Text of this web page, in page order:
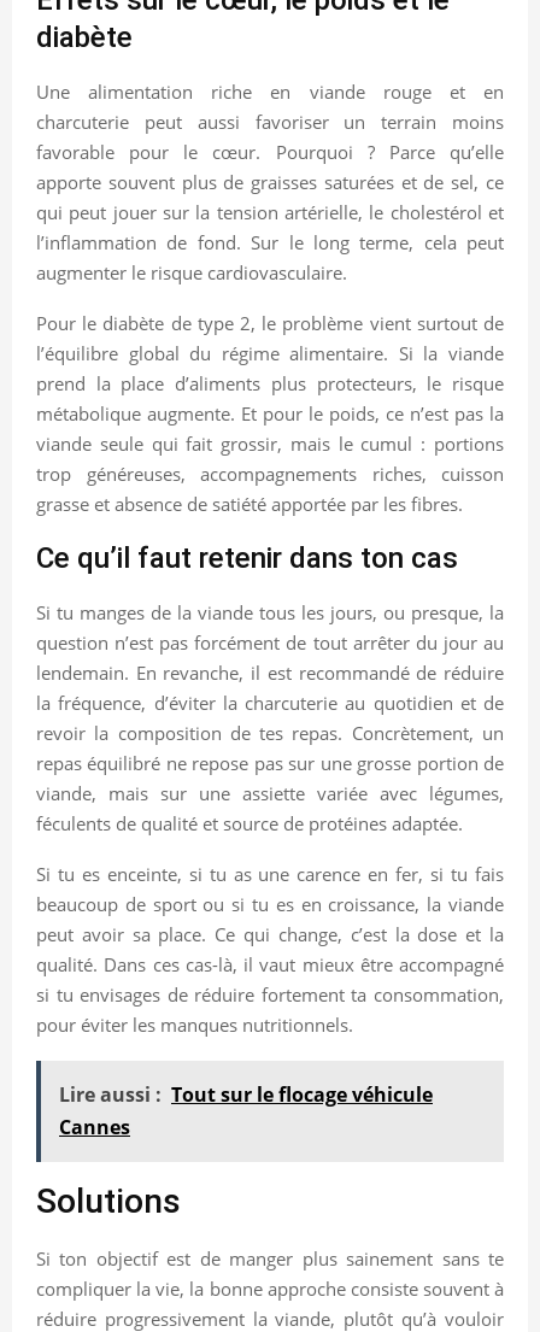
diabète
Une alimentation riche en viande rouge et en
charcuterie peut aussi favoriser un terrain moins
favorable pour le cœur. Pourquoi ? Parce qu’elle
apporte souvent plus de graisses saturées et de sel, ce
qui peut jouer sur la tension artérielle, le cholestérol et
l’inflammation de fond. Sur le long terme, cela peut
augmenter le risque cardiovasculaire.
Pour le diabète de type 2, le problème vient surtout de
l’équilibre global du régime alimentaire. Si la viande
prend la place d’aliments plus protecteurs, le risque
métabolique augmente. Et pour le poids, ce n’est pas la
viande seule qui fait grossir, mais le cumul : portions
trop généreuses, accompagnements riches, cuisson
grasse et absence de satiété apportée par les fibres.
Ce qu’il faut retenir dans ton cas
Si tu manges de la viande tous les jours, ou presque, la
question n’est pas forcément de tout arrêter du jour au
lendemain. En revanche, il est recommandé de réduire
la fréquence, d’éviter la charcuterie au quotidien et de
revoir la composition de tes repas. Concrètement, un
repas équilibré ne repose pas sur une grosse portion de
viande, mais sur une assiette variée avec légumes,
féculents de qualité et source de protéines adaptée.
Si tu es enceinte, si tu as une carence en fer, si tu fais
beaucoup de sport ou si tu es en croissance, la viande
peut avoir sa place. Ce qui change, c’est la dose et la
qualité. Dans ces cas-là, il vaut mieux être accompagné
si tu envisages de réduire fortement ta consommation,
pour éviter les manques nutritionnels.
Lire aussi : Tout sur le flocage véhicule
Cannes
Solutions
Si ton objectif est de manger plus sainement sans te
compliquer la vie, la bonne approche consiste souvent à
réduire progressivement la viande, plutôt qu’à vouloir